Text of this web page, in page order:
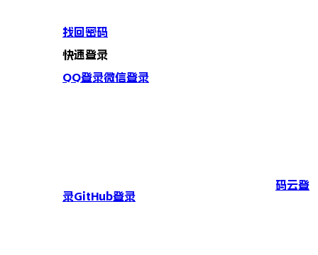
找回密码
快速登录
QQ登录微信登录
码云登
录GitHub登录